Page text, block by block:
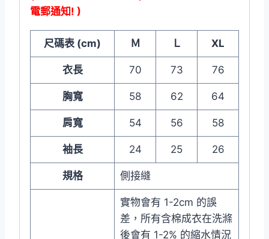
電郵通知! )
尺碼表 (cm) Ｍ Ｌ XL
衣長 70 73 76
胸寬 58 62 64
肩寬 54 56 58
袖長 24 25 26
規格 側接縫
實物會有 1-2cm 的誤
差，所有含棉成衣在洗滌
後會有 1-2% 的縮水情況